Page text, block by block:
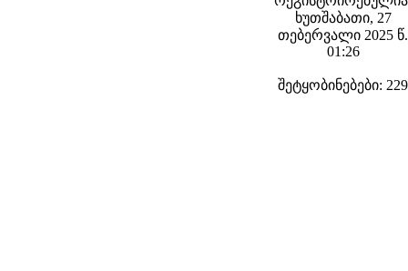
ხუთშაბათი, 27
თებერვალი 2025 წ.
01:26
შეტყობინებები: 229